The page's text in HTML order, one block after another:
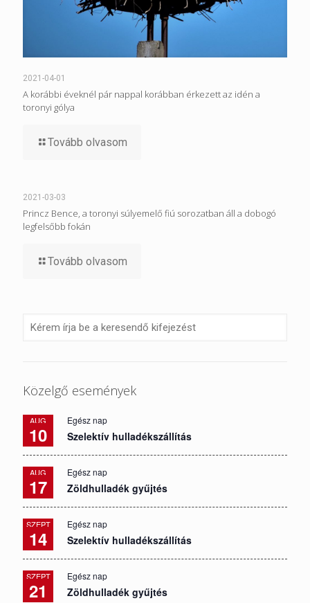
2021-04-01
A korábbi éveknél pár nappal korábban érkezett az idén a
toronyi gólya
Tovább olvasom
2021-03-03
Princz Bence, a toronyi súlyemelő fiú sorozatban áll a dobogó
legfelsőbb fokán
Tovább olvasom
Közelgő események
AUG
10
Egész nap
Szelektív hulladékszállítás
AUG
17
Egész nap
Zöldhulladék gyűjtés
SZEPT
14
Egész nap
Szelektív hulladékszállítás
SZEPT
21
Egész nap
Zöldhulladék gyűjtés